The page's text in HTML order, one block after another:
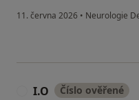
11. června 2026 • Neurologie
I.O Číslo ověřené